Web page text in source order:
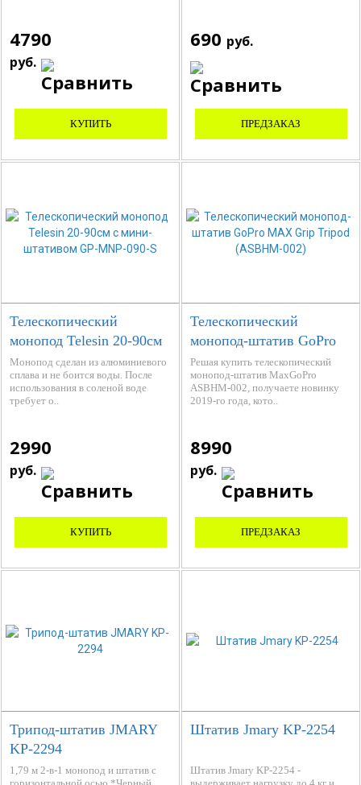
4790
руб.
КУПИТЬ
690 руб.
ПРЕДЗАКАЗ
Телескопический
монопод Telesin 20-90см
с мини-штативом GP-
MNP-090-S
Монопод сделан из алюминиевого
сплава и не боится воды. После
использования в соленой воде
требует о..
2990
руб.
КУПИТЬ
Телескопический
монопод-штатив GoPro
MAX Grip Tripod
(ASBHM-002)
Решая купить телескопический
монопод-штатив MaxGoPro
ASBHM-002, получаете новинку
2019-го года, кото..
8990
руб.
ПРЕДЗАКАЗ
Трипод-штатив JMARY
KP-2294
1,79 м 2-в-1 монопод и штатив с
Штатив Jmary KP-2254
Штатив Jmary KP-2254 -